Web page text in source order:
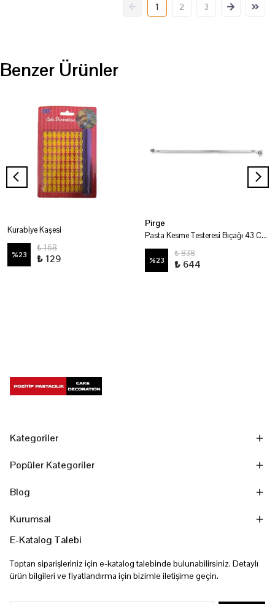
1 2 3
Benzer Ürünler
Kurabiye Kaşesi
%23
₺ 168
₺ 129
Pirge
Pasta Kesme Testeresi Bıçağı 43 Cm
%23
₺ 838
₺ 644
Kategoriler
Popüler Kategoriler
Blog
Kurumsal
E-Katalog Talebi
Toptan siparişleriniz için e-katalog talebinde bulunabilirsiniz. Detaylı
ürün bilgileri ve fiyatlandırma için bizimle iletişime geçin.